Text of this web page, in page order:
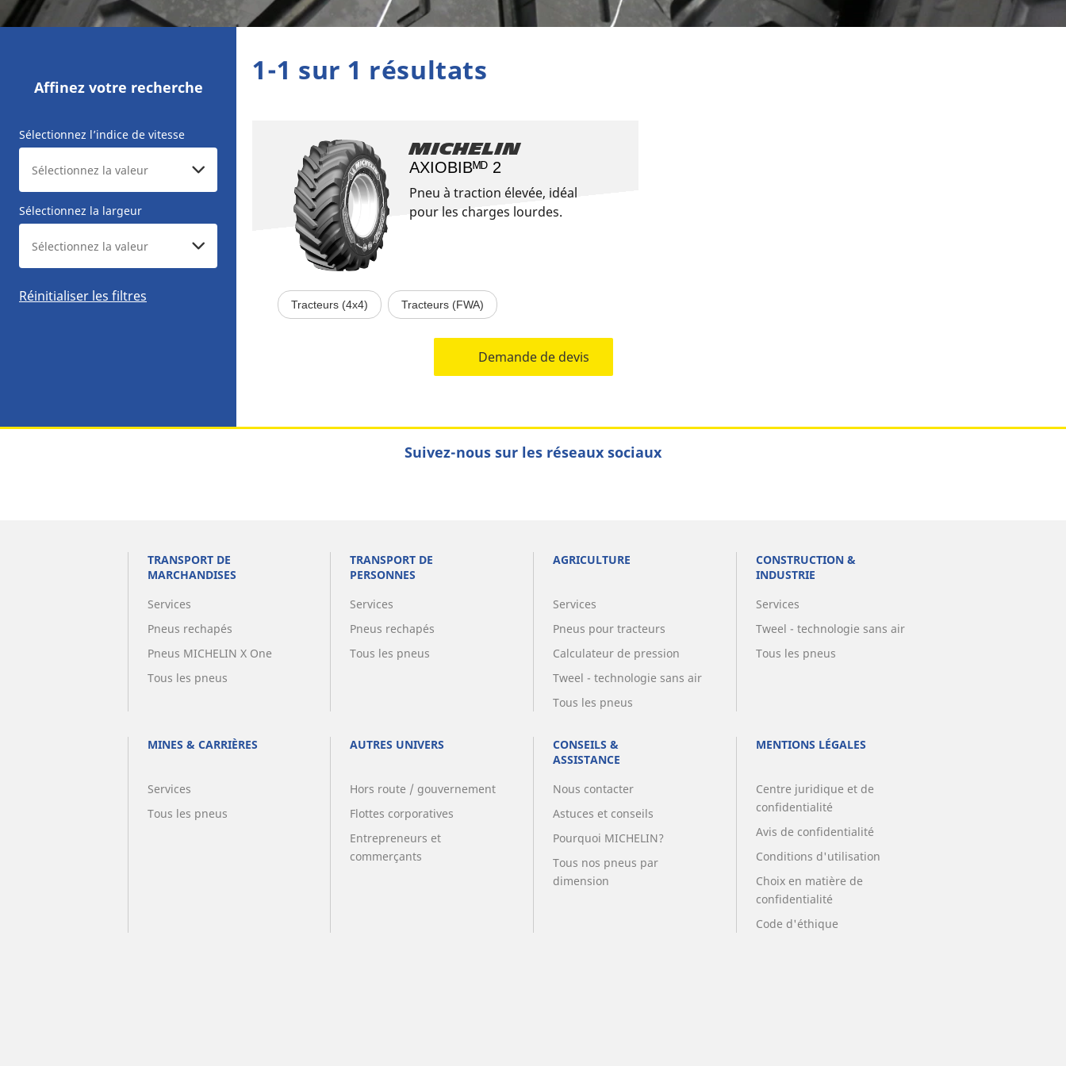
Aviation
Affinez votre recherche
Sélectionnez l’indice de vitesse
Sélectionnez la largeur
Réinitialiser les filtres
1-1 sur 1 résultats
Michelin
AXIOBIBᴹᴰ 2
Pneu à traction élevée, idéal
pour les charges lourdes.
Tracteurs (4x4) Tracteurs (FWA)
Demande de devis
Suivez-nous sur les réseaux sociaux
TRANSPORT DE
MARCHANDISES
Services
Pneus rechapés
Pneus MICHELIN X One
Tous les pneus
TRANSPORT DE
PERSONNES
Services
Pneus rechapés
Tous les pneus
AGRICULTURE
Services
Pneus pour tracteurs
Calculateur de pression
Tweel - technologie sans air
Tous les pneus
CONSTRUCTION &
INDUSTRIE
Services
Tweel - technologie sans air
Tous les pneus
MINES & CARRIÈRES
Services
Tous les pneus
AUTRES UNIVERS
Hors route / gouvernement
Flottes corporatives
Entrepreneurs et
commerçants
CONSEILS &
ASSISTANCE
Nous contacter
Astuces et conseils
Pourquoi MICHELIN?
Tous nos pneus par
dimension
MENTIONS LÉGALES
Centre juridique et de
confidentialité
Avis de confidentialité
Conditions d'utilisation
Choix en matière de
confidentialité
Code d'éthique